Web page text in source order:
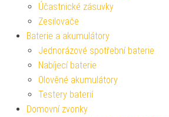
Účastnické zásuvky
Zesilovače
Baterie a akumulátory
Jednorázové spotřební baterie
Nabíjecí baterie
Olověné akumulátory
Testery baterií
Domovní zvonky